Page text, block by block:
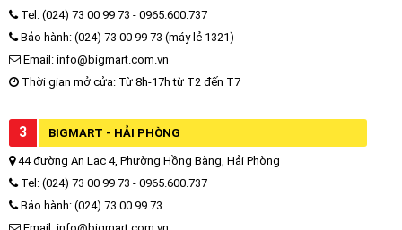
Tel: (024) 73 00 99 73 - 0965.600.737
Bảo hành: (024) 73 00 99 73 (máy lẻ 1321)
Email: info@bigmart.com.vn
Thời gian mở cửa: Từ 8h-17h từ T2 đến T7
3 BIGMART - HẢI PHÒNG
44 đường An Lạc 4, Phường Hồng Bàng, Hải Phòng
Tel: (024) 73 00 99 73 - 0965.600.737
Bảo hành: (024) 73 00 99 73